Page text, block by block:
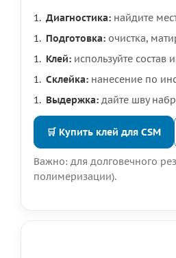
Диагностика: найдите
Подготовка: очистка,
Клей: используйте состав
Склейка: нанесение по
Выдержка: дайте шву
🛒 Купить клей для CSM
Важно: для долговечного
полимеризации).